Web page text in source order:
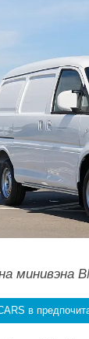
минивэна
в